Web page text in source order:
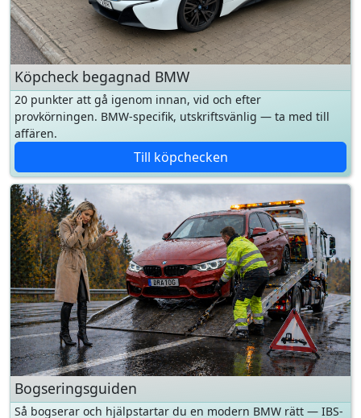
Köpcheck begagnad BMW
20 punkter att gå igenom innan, vid och efter
provkörningen. BMW-specifik, utskriftsvänlig — ta med till
affären.
Till köpchecken
Bogseringsguiden
Så bogserar och hjälpstartar du en modern BMW rätt — IBS-
sensorn, bogseröglor, växellådor som inte tål bogsering.
Till bogseringsguiden